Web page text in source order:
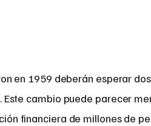
en 1959 deberán esperar
cambio puede parecer
financiera de millones de